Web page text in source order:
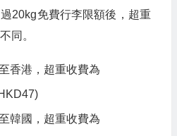
20kg免費行李限額後，超重
同。
香港，超重收費為
韓國，超重收費為